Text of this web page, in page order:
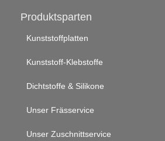
Produktsparten
Kunststoffplatten
Kunststoff-Klebstoffe
Dichtstoffe & Silikone
Unser Frässervice
Unser Zuschnittservice